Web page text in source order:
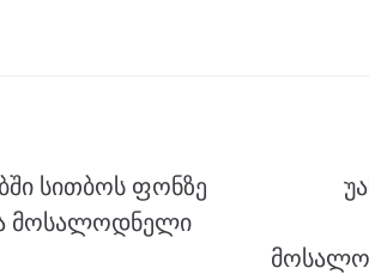
p
p სითბოს ფონზე
მოსალოდნელი